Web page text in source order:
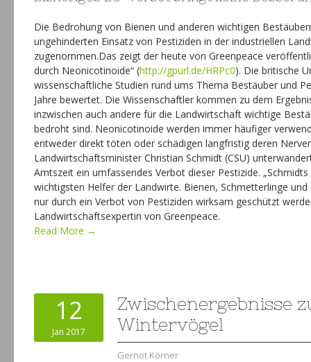
Die Bedrohung von Bienen und anderen wichtigen
ungehinderten Einsatz von Pestiziden in der industriellen
zugenommen.Das zeigt der heute von Greenpeace
durch Neonicotinoide“ (http://gpurl.de/HRPc0). Die britische
wissenschaftliche Studien rund ums Thema Bestäuber und
Jahre bewertet. Die Wissenschaftler kommen zu dem
inzwischen auch andere für die Landwirtschaft wichtige
bedroht sind. Neonicotinoide werden immer häufiger
entweder direkt töten oder schädigen langfristig deren
Landwirtschaftsminister Christian Schmidt (CSU)
Amtszeit ein umfassendes Verbot dieser Pestizide.
wichtigsten Helfer der Landwirte. Bienen, Schmetterlinge
nur durch ein Verbot von Pestiziden wirksam geschützt
Landwirtschaftsexpertin von Greenpeace.
Read More →
12
Jan 2017
Zwischenergebnisse
Wintervögel
Gernot Körner